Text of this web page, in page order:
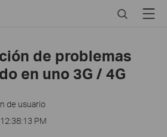
SearchMenu
de problemas
en uno 3G / 4G
de usuario
PM